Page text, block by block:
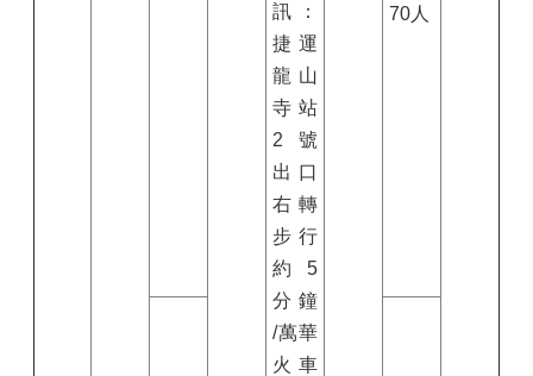
訊：
捷運
龍山
寺站
2 號
出口
右轉
步行
約 5
分鐘
/萬華
火車
70 人